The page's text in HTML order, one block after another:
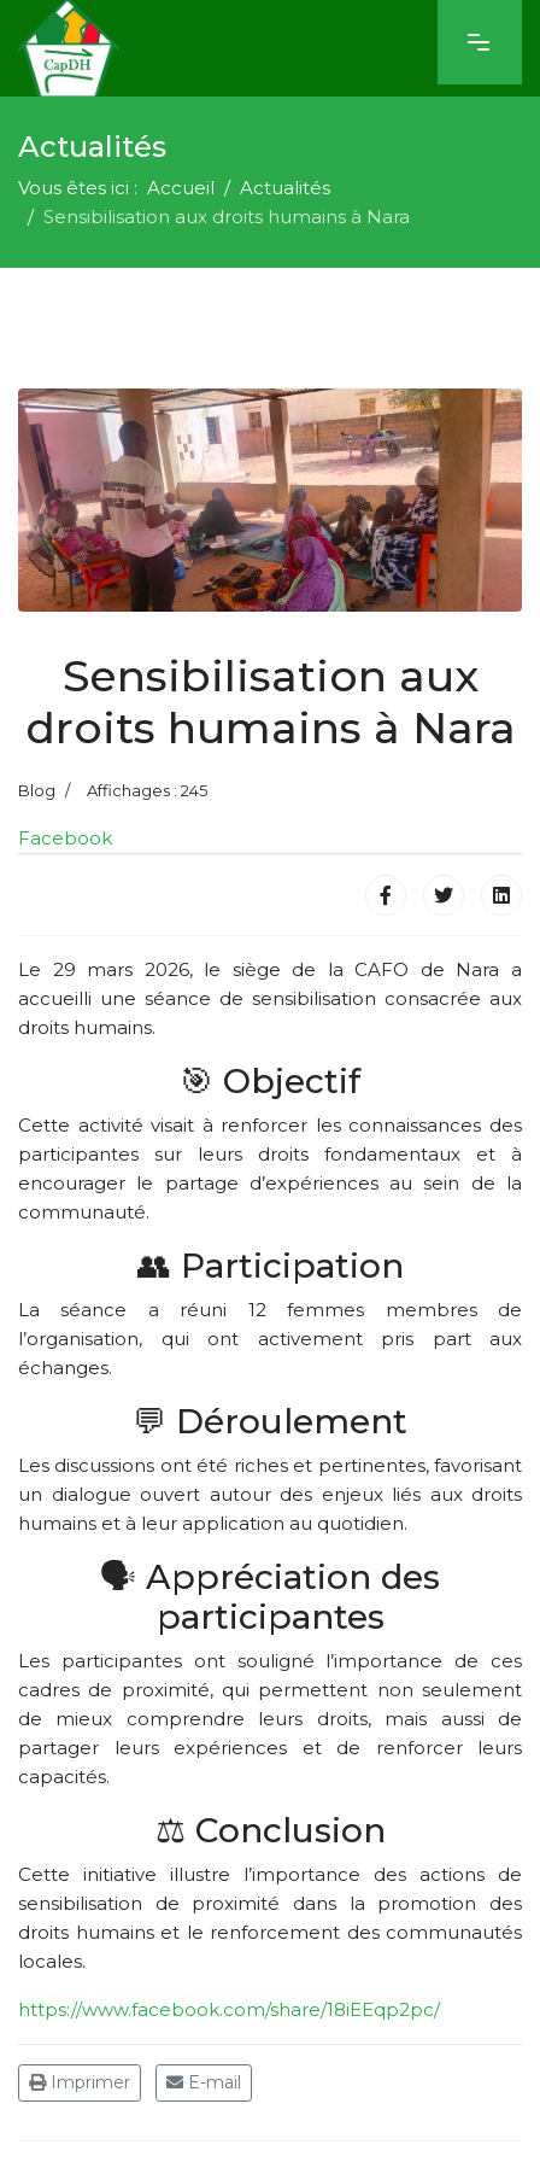
Actualités
Vous êtes ici : Accueil
Actualités
Sensibilisation aux droits humains à Nara
Sensibilisation aux
droits humains à Nara
Blog Affichages : 245
Facebook
Le 29 mars 2026, le siège de la CAFO de Nara a
accueilli une séance de sensibilisation consacrée aux
droits humains.
🎯 Objectif
Cette activité visait à renforcer les connaissances des
participantes sur leurs droits fondamentaux et à
encourager le partage d’expériences au sein de la
communauté.
👥 Participation
La séance a réuni 12 femmes membres de
l’organisation, qui ont activement pris part aux
échanges.
💬 Déroulement
Les discussions ont été riches et pertinentes, favorisant
un dialogue ouvert autour des enjeux liés aux droits
humains et à leur application au quotidien.
🗣️ Appréciation des
participantes
Les participantes ont souligné l’importance de ces
cadres de proximité, qui permettent non seulement
de mieux comprendre leurs droits, mais aussi de
partager leurs expériences et de renforcer leurs
capacités.
⚖️ Conclusion
Cette initiative illustre l’importance des actions de
sensibilisation de proximité dans la promotion des
droits humains et le renforcement des communautés
locales.
https://www.facebook.com/share/18iEEqp2pc/
Imprimer E-mail